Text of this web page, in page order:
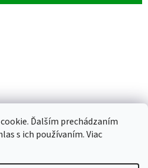
Ďalším prechádzaním
s ich používaním. Viac